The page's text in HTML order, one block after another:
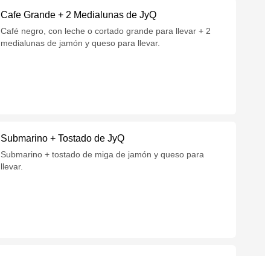
Cafe Grande + 2 Medialunas de JyQ
Café negro, con leche o cortado grande para llevar + 2
medialunas de jamón y queso para llevar.
Submarino + Tostado de JyQ
Submarino + tostado de miga de jamón y queso para
llevar.